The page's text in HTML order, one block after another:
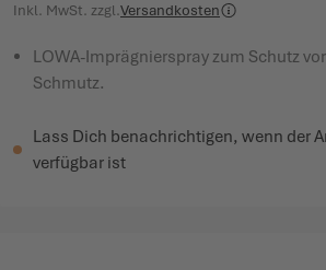
Inkl. MwSt. zzgl.Versandkosten
LOWA-Imprägnierspray zum Schutz
Schmutz.
Lass Dich benachrichtigen, wenn der
verfügbar ist